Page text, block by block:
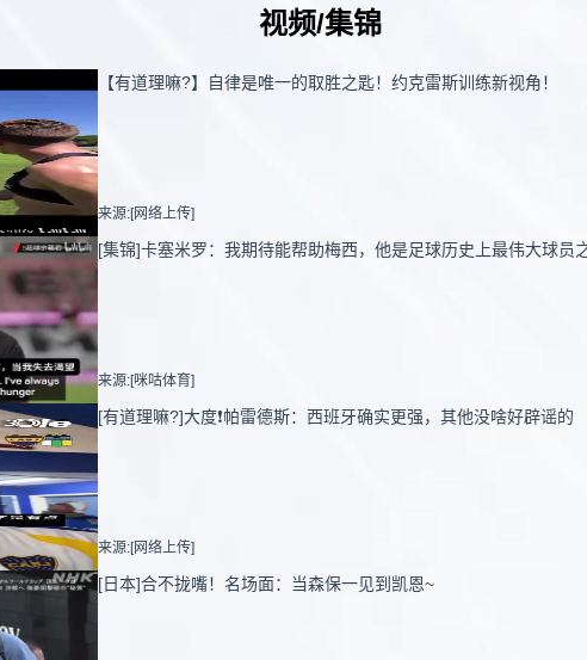
视频/集锦
【有道理嘛?】自律是唯一的取胜之匙！约克雷斯训练新视角！
来源:[网络上传]
[集锦]卡塞米罗：我期待能帮助梅西，他是足球历史上最伟大球员
来源:[咪咕体育]
[有道理嘛?]大度❗️帕雷德斯：西班牙确实更强，其他没啥好辟谣的
来源:[网络上传]
[日本]合不拢嘴！名场面：当森保一见到凯恩~